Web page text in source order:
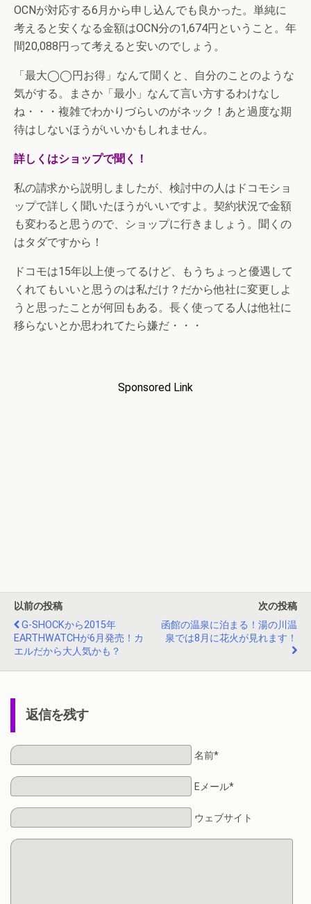
OCNが対応する6月から申し込んでも良かった。単純に
考えると安くなる金額はOCN分の1,674円ということ。年
間20,088円って考えると安いのでしょう。
「最大◯◯円お得」なんて聞くと、自分のことのような
気がする。まさか「最小」なんて言い方するわけなし
ね・・・複雑でわかりづらいのがネック！あと過度な期
待はしないほうがいいかもしれません。
詳しくはショップで聞く！
私の請求から説明しましたが、検討中の人はドコモショ
ップで詳しく聞いたほうがいいですよ。契約状況で金額
も変わると思うので、ショップに行きましょう。聞くの
はタダですから！
ドコモは15年以上使ってるけど、もうちょっと優遇して
くれてもいいと思うのは私だけ？だから他社に変更しよ
うと思ったことが何回もある。長く使ってる人は他社に
移らないとか思われてたら嫌だ・・・
Sponsored Link
以前の投稿
G-SHOCKから2015年
EARTHWATCHが6月発売！カ
エルだから大人気かも？
次の投稿
函館の温泉に泊まる！湯の川温
泉では8月に花火が見れます！
返信を残す
名前*
Eメール*
ウェブサイト